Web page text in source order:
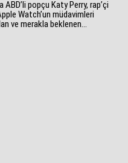
ABD’li popçu Katy Perry, rap’çi
Watch’un müdavimleri
ve merakla beklenen...